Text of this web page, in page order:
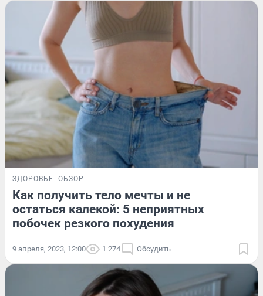
ЗДОРОВЬЕ ОБЗОР
Как получить тело мечты и не
остаться калекой: 5 неприятных
побочек резкого похудения
9 апреля, 2023, 12:00 1 274 Обсудить